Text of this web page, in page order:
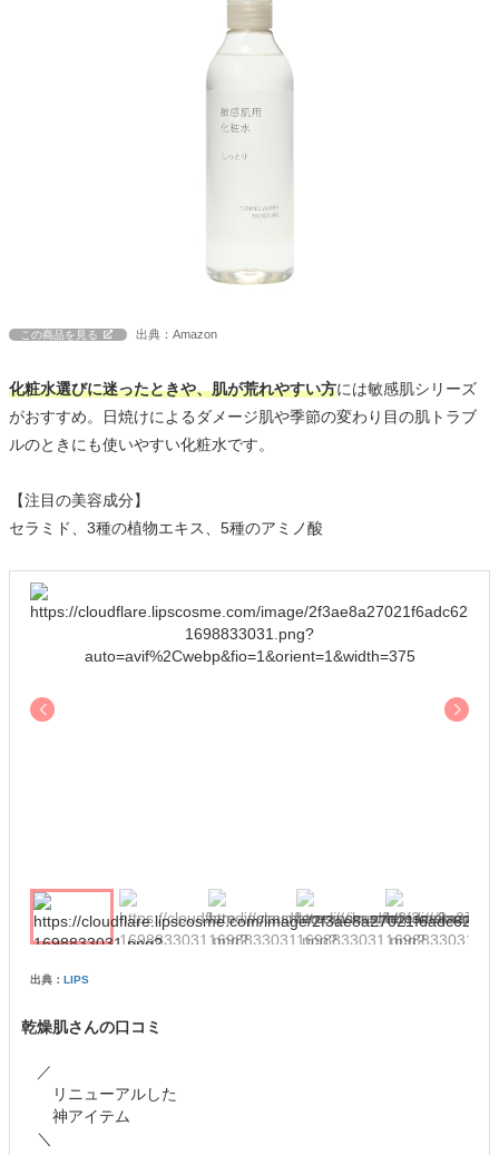
この商品を見る 出典：Amazon
化粧水選びに迷ったときや、肌が荒れやすい方には敏感肌シリーズ
がおすすめ。日焼けによるダメージ肌や季節の変わり目の肌トラブ
ルのときにも使いやすい化粧水です。
【注目の美容成分】
セラミド、3種の植物エキス、5種のアミノ酸
出典： LIPS
乾燥肌さんの口コミ
／
リニューアルした
神アイテム
＼